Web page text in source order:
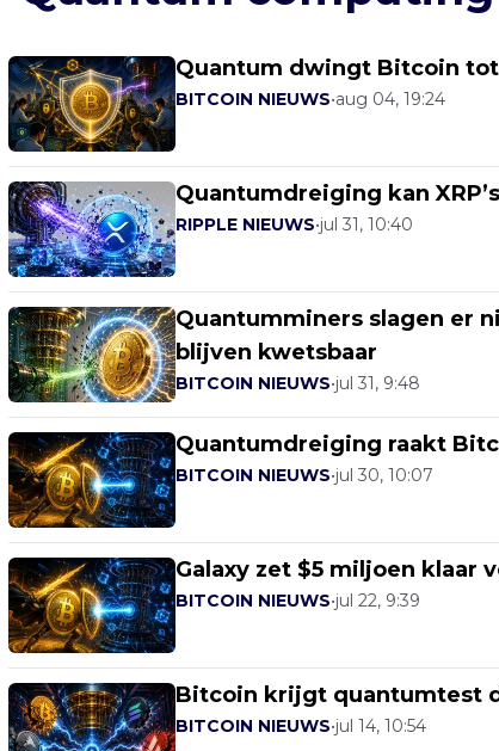
Quantum dwingt Bitcoin
BITCOIN NIEUWS•aug 04, 19:24
Quantumdreiging kan
RIPPLE NIEUWS•jul 31, 10:40
Quantumminers slagen er
blijven kwetsbaar
BITCOIN NIEUWS•jul 31, 9:48
Quantumdreiging raakt
BITCOIN NIEUWS•jul 30, 10:07
Galaxy zet $5 miljoen klaar
BITCOIN NIEUWS•jul 22, 9:39
Bitcoin krijgt quantumtest
BITCOIN NIEUWS•jul 14, 10:54